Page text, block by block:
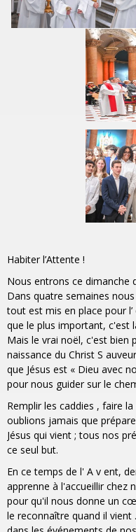
Habiter l’Attente !
Nous entrons ce dimanche
Dans quatre semaines
tout est mis en place pour
que le plus important, c'est
Mais le vrai noël, c'est bien
naissance du Christ S
que Jésus est « Dieu avec
pour nous guider sur le
Remplir les caddies , faire
oublions jamais que
Jésus qui vient ; tous nos
ce seul but.
En ce temps de l' A v ent,
apprenne à l'accueillir chez
pour qu'il nous donne un
le reconnaître quand il vient